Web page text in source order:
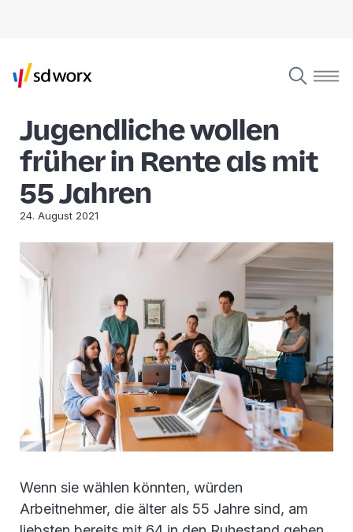
Jugendliche wollen
früher in Rente als mit
55 Jahren
24. August 2021
Wenn sie wählen könnten, würden
Arbeitnehmer, die älter als 55 Jahre sind, am